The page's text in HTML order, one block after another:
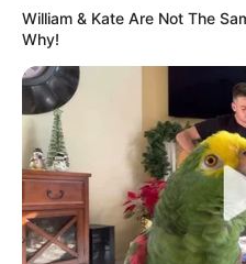
William & Kate Are Not The
Why!